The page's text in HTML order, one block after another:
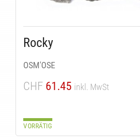
Rocky
OSM'OSE
CHF 61.45 inkl. MwSt
VORRÄTIG